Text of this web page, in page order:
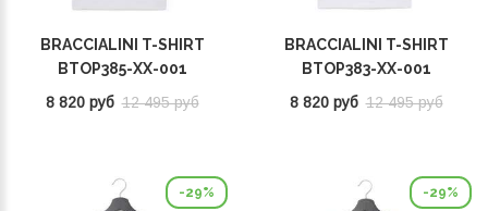
BRACCIALINI T-SHIRT
BTOP385-XX-001
8 820 руб 12 495 руб
BRACCIALINI T-SHIRT
BTOP383-XX-001
8 820 руб 12 495 руб
-29% -29%